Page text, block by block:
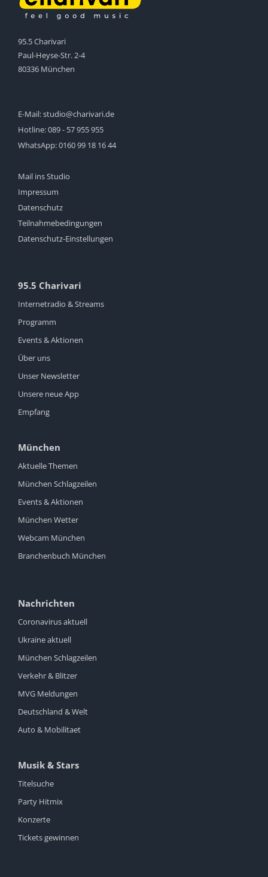
95.5 Charivari
Paul-Heyse-Str. 2-4
80336 München
E-Mail:studio@charivari.de
Hotline:089 - 57 955 955
WhatsApp:0160 99 18 16 44
Mail ins Studio
Impressum
Datenschutz
Teilnahmebedingungen
Datenschutz-Einstellungen
95.5 Charivari
Internetradio & Streams
Programm
Events & Aktionen
Über uns
Unser Newsletter
Unsere neue App
Empfang
München
Aktuelle Themen
München Schlagzeilen
Events & Aktionen
München Wetter
Webcam München
Branchenbuch München
Nachrichten
Coronavirus aktuell
Ukraine aktuell
München Schlagzeilen
Verkehr & Blitzer
MVG Meldungen
Deutschland & Welt
Auto & Mobilitaet
Musik & Stars
Titelsuche
Party Hitmix
Konzerte
Tickets gewinnen